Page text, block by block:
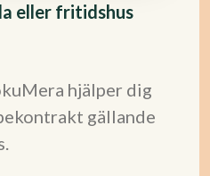
eller fritidshus
hjälper dig
gällande